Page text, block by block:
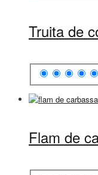
Truita de
Flam de